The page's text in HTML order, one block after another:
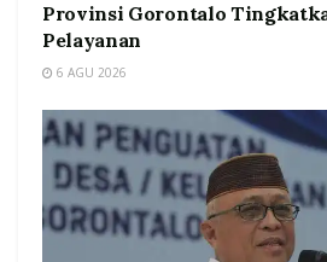
Provinsi Gorontalo
Pelayanan
6 AGU 2026